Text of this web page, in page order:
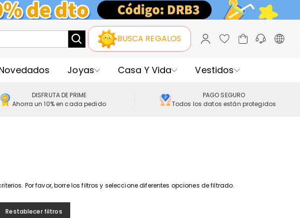
BUSCA REGALOS
Joyas Casa Y Vida Vestidos
DISFRUTA DE PRIME
Ahorra un 10% en cada pedido
PAGO SEGURO
Todos los datos están protegidos
Por favor, borre los filtros y seleccione diferentes opciones de filtrado.
Restablecer filtros